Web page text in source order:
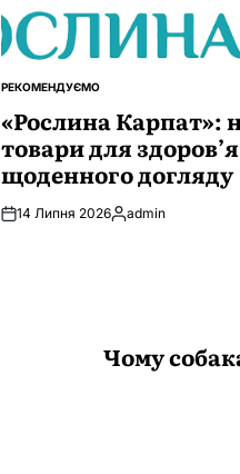
ОПУБЛІКУВАТИ
РЕКОМЕНДУЄМО
«Рослина Карпат»:
товари для
щоденного догляду
14 Липня 2026Опубліковано
admin
Чому